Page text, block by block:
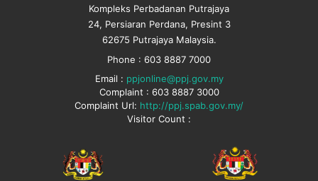
Kompleks Perbadanan Putrajaya
24, Persiaran Perdana, Presint 3
62675 Putrajaya Malaysia.
Phone : 603 8887 7000
Email : ppjonline@ppj.gov.my
Complaint : 603 8887 3000
Complaint Url: http://ppj.spab.gov.my/
Visitor Count :